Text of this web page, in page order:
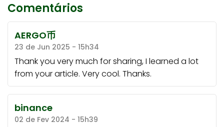
Comentários
AERGO币
23 de Jun 2025 - 15h34
Thank you very much for sharing, I learned a lot
from your article. Very cool. Thanks.
binance
02 de Fev 2024 - 15h39